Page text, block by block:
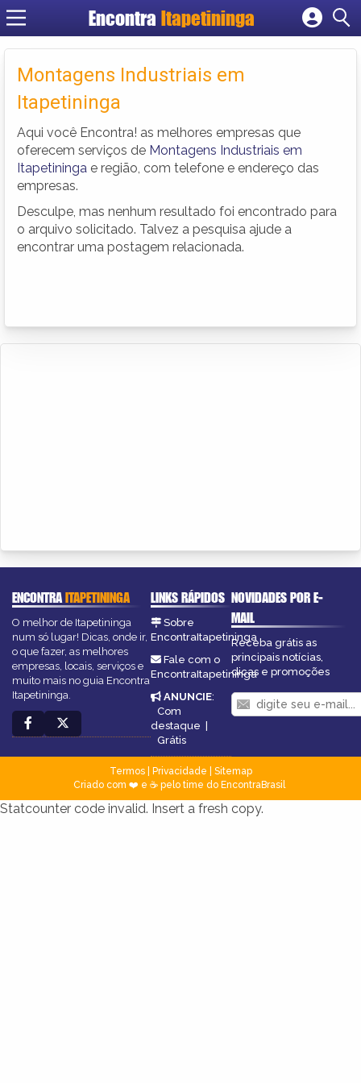
Encontra Itapetininga
Cadastrar empresa
Criar conta
Montagens Industriais em
Itapetininga
Aqui você Encontra! as melhores empresas que
oferecem serviços de Montagens Industriais em
Itapetininga e região, com telefone e endereço das
empresas.
Desculpe, mas nenhum resultado foi encontrado para
o arquivo solicitado. Talvez a pesquisa ajude a
encontrar uma postagem relacionada.
ENCONTRAITAPETININGA
O melhor de Itapetininga
num só lugar! Dicas, onde ir,
o que fazer, as melhores
empresas, locais, serviços e
muito mais no guia Encontra
Itapetininga.
LINKS RÁPIDOS
Sobre
EncontraItapetininga
Fale com o
EncontraItapetininga
ANUNCIE:
Com
destaque |
Grátis
NOVIDADES POR E-
MAIL
Receba grátis as
principais notícias,
dicas e promoções
Termos| Privacidade
Sitemap
Criado com ❤️ e ☕ pelo time do EncontraBrasil
Statcounter code invalid. Insert a fresh copy.